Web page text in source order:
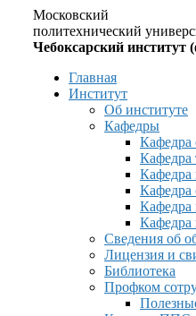
Московский
политехнический
Чебоксарский институт
Главная
Институт
Об институте
Кафедры
Кафедра
Кафедра
Кафедра
Кафедра
Кафедра
Кафедра
Сведения об
Лицензия и
Библиотека
Профком